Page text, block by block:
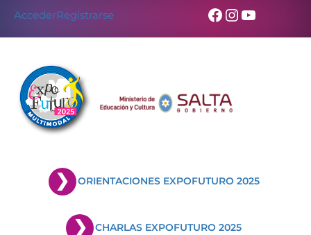
AccederRegistrarse Facebook
Instagram
YouTube
ORIENTACIONES EXPOFUTURO 2025
CHARLAS EXPOFUTURO 2025